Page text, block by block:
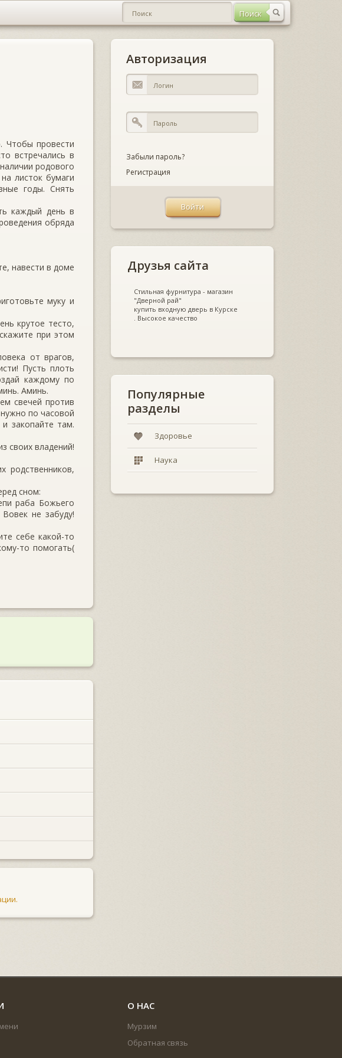
Чтобы провести
встречались в
родового
листок бумаги
годы. Снять
каждый день в
обряда
навести в доме
муку и
крутое тесто,
при этом
от врагов,
Пусть плоть
каждому по
Аминь.
свечей против
по часовой
закопайте там.
своих владений!
родственников,
сном:
раба Божьего
не забуду!
себе какой-то
то помогать(
Авторизация
Забыли пароль?
Регистрация
Друзья сайта
Стильная фурнитура - магазин
"Дверной рай"
купить входную дверь в Курске
. Высокое качество
Популярные
разделы
Здоровье
Наука
О НАС
Мурзим
Обратная связь